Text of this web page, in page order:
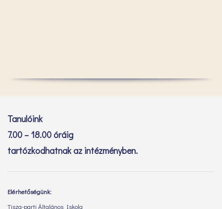
Tanulóink
7.00 – 18.00 óráig
tartózkodhatnak az intézményben.
Elérhetőségünk:
Tisza-parti Általános Iskola